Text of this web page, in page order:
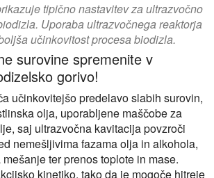
tipično nastavitev za ultrazvočno
Uporaba ultrazvočnega reaktorja
učinkovitost procesa biodizla.
surovine spremenite v
gorivo!
učinkovitejšo predelavo slabih surovin,
olja, uporabljene maščobe za
saj ultrazvočna kavitacija povzroči
nemešljivima fazama olja in alkohola,
ter prenos toplote in mase.
kinetiko, tako da je mogoče hitreje